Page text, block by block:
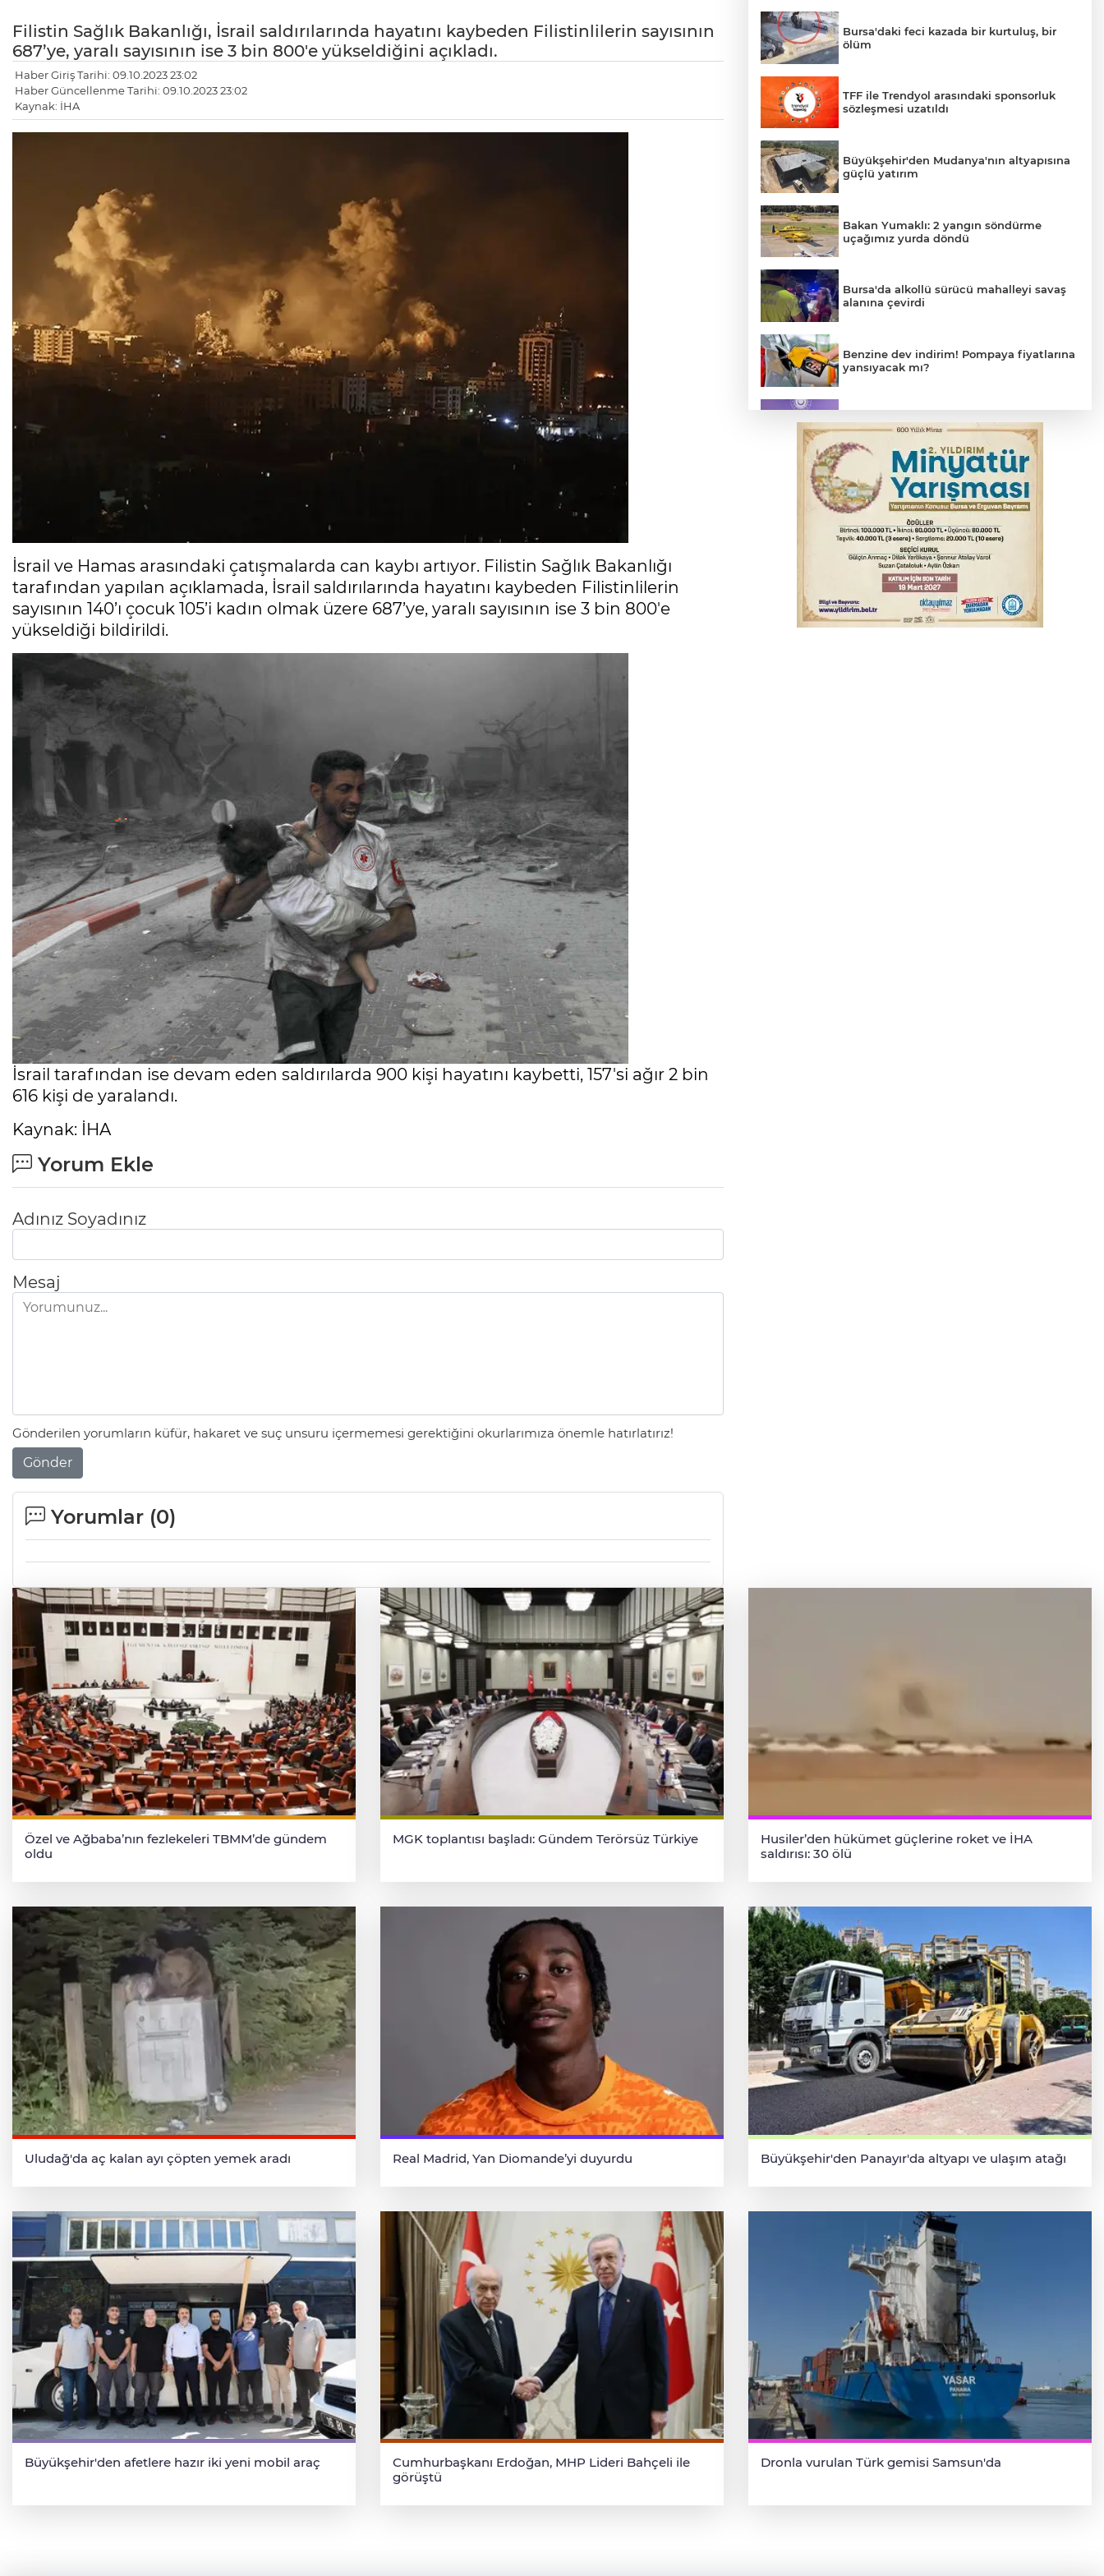
Filistin Sağlık Bakanlığı, İsrail saldırılarında hayatını kaybeden Filistinlilerin sayısının
687’ye, yaralı sayısının ise 3 bin 800'e yükseldiğini açıkladı.
Haber Giriş Tarihi: 09.10.2023 23:02
Haber Güncellenme Tarihi: 09.10.2023 23:02
Kaynak: İHA
İsrail ve Hamas arasındaki çatışmalarda can kaybı artıyor. Filistin Sağlık Bakanlığı
tarafından yapılan açıklamada, İsrail saldırılarında hayatını kaybeden Filistinlilerin
sayısının 140’ı çocuk 105’i kadın olmak üzere 687’ye, yaralı sayısının ise 3 bin 800'e
yükseldiği bildirildi.
İsrail tarafından ise devam eden saldırılarda 900 kişi hayatını kaybetti, 157'si ağır 2 bin
616 kişi de yaralandı.
Kaynak: İHA
Yorum Ekle
Adınız Soyadınız
Mesaj
Gönderilen yorumların küfür, hakaret ve suç unsuru içermemesi gerektiğini okurlarımıza önemle hatırlatırız!
Gönder
Yorumlar (0)
Bursa'daki feci kazada bir kurtuluş, bir
ölüm
TFF ile Trendyol arasındaki sponsorluk
sözleşmesi uzatıldı
Büyükşehir'den Mudanya'nın altyapısına
güçlü yatırım
Bakan Yumaklı: 2 yangın söndürme
uçağımız yurda döndü
Bursa'da alkollü sürücü mahalleyi savaş
alanına çevirdi
Benzine dev indirim! Pompaya fiyatlarına
yansıyacak mı?
milletimize hayırlı olsun
Serbest piyasada döviz fiyatları
Osmangazi’de kaldırım işgaline geçit yok
Serbest piyasada altın fiyatları...
Özel ve Ağbaba’nın fezlekeleri TBMM’de gündem
oldu
MGK toplantısı başladı: Gündem Terörsüz Türkiye
Husiler’den hükümet güçlerine roket ve İHA
saldırısı: 30 ölü
Uludağ'da aç kalan ayı çöpten yemek aradı Real Madrid, Yan Diomande’yi duyurdu Büyükşehir'den Panayır'da altyapı ve ulaşım atağı
Büyükşehir'den afetlere hazır iki yeni mobil araç
Cumhurbaşkanı Erdoğan, MHP Lideri Bahçeli ile
görüştü
Dronla vurulan Türk gemisi Samsun'da